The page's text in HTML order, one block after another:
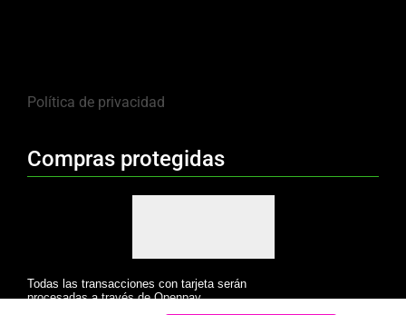
Política de privacidad
Compras protegidas
Todas las transacciones con tarjeta serán
procesadas a través de Openpay.